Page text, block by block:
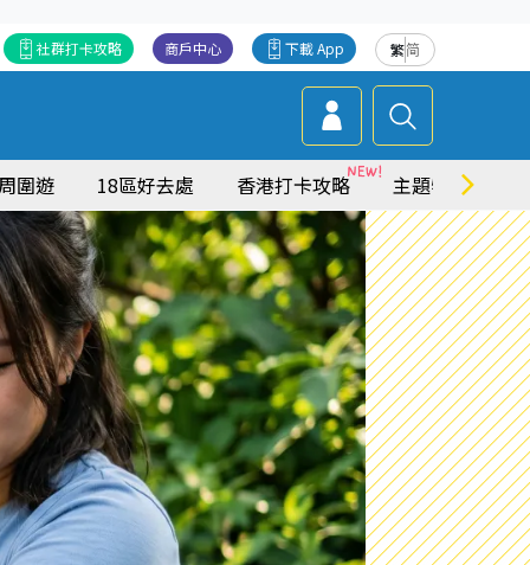
繁简
下載 App
商戶中心
社群打卡攻略
圍遊 18區好去處 香港打卡攻略 主題特集